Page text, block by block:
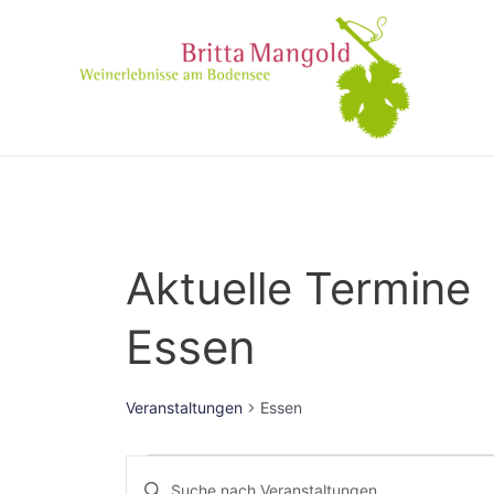
Aktuelle Termine
Essen
Veranstaltungen Essen
Veranstaltungen
Bitte